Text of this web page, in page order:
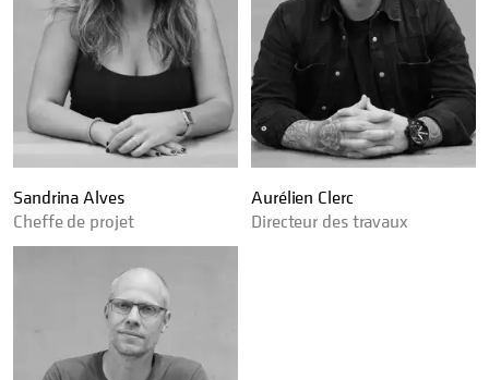
Sandrina Alves
Cheffe de projet
Aurélien Clerc
Directeur des travaux